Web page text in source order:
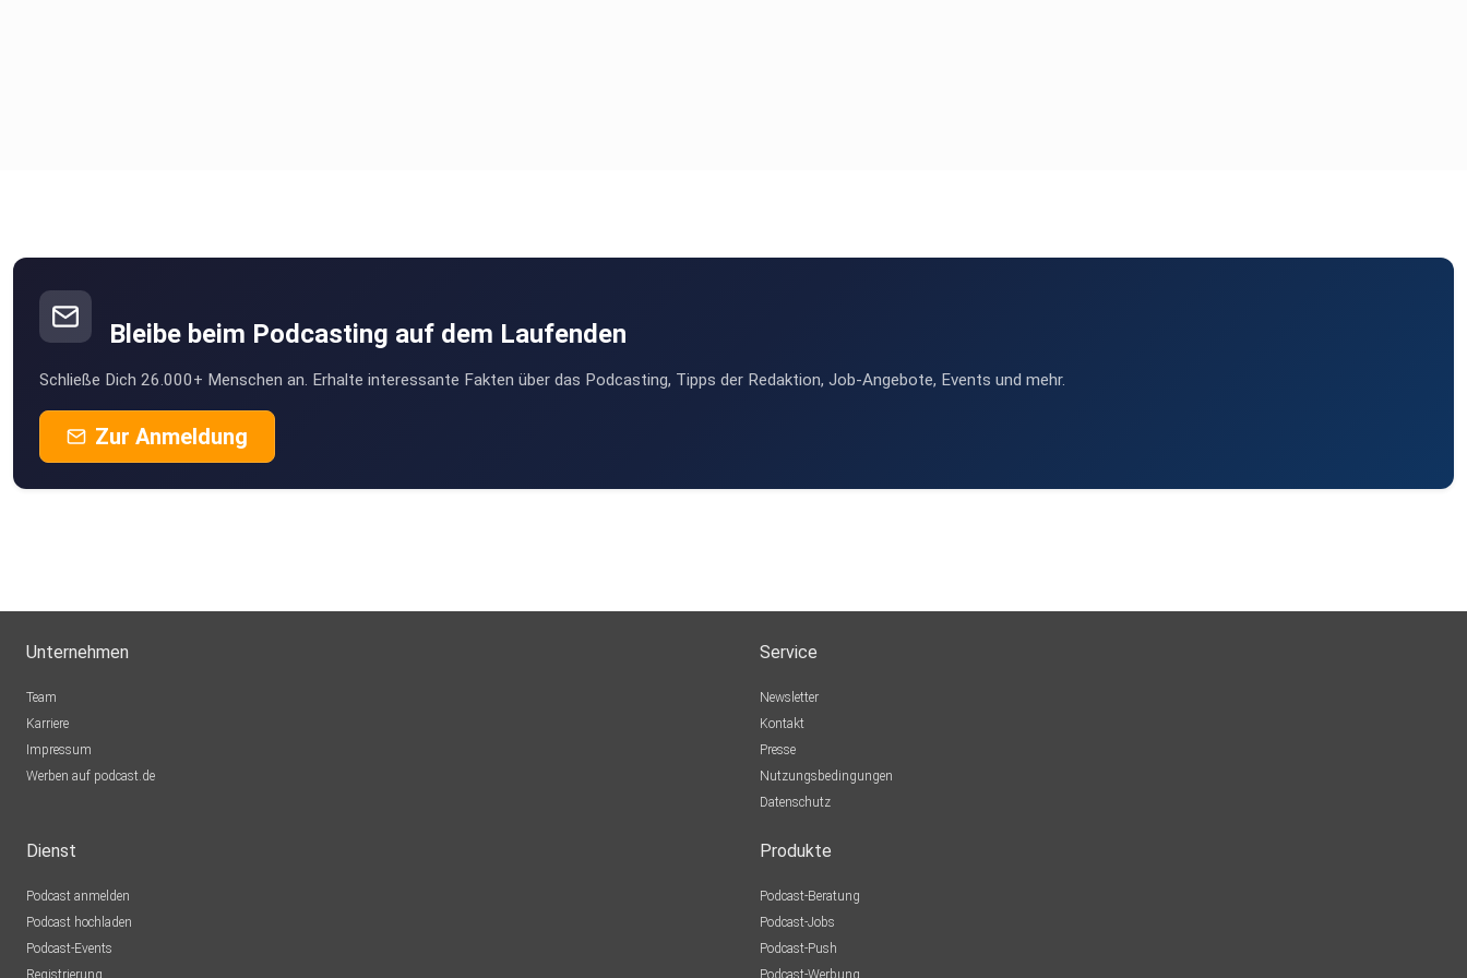
Bleibe beim Podcasting auf dem Laufenden
Schließe Dich 26.000+ Menschen an. Erhalte interessante Fakten über das Podcasting, Tipps der Redaktion, Job-Angebote, Events und mehr.
Zur Anmeldung
Unternehmen
Team
Karriere
Impressum
Werben auf podcast.de
Service
Newsletter
Kontakt
Presse
Nutzungsbedingungen
Datenschutz
Dienst
Podcast anmelden
Podcast hochladen
Podcast-Events
Registrierung
Produkte
Podcast-Beratung
Podcast-Jobs
Podcast-Push
Podcast-Werbung